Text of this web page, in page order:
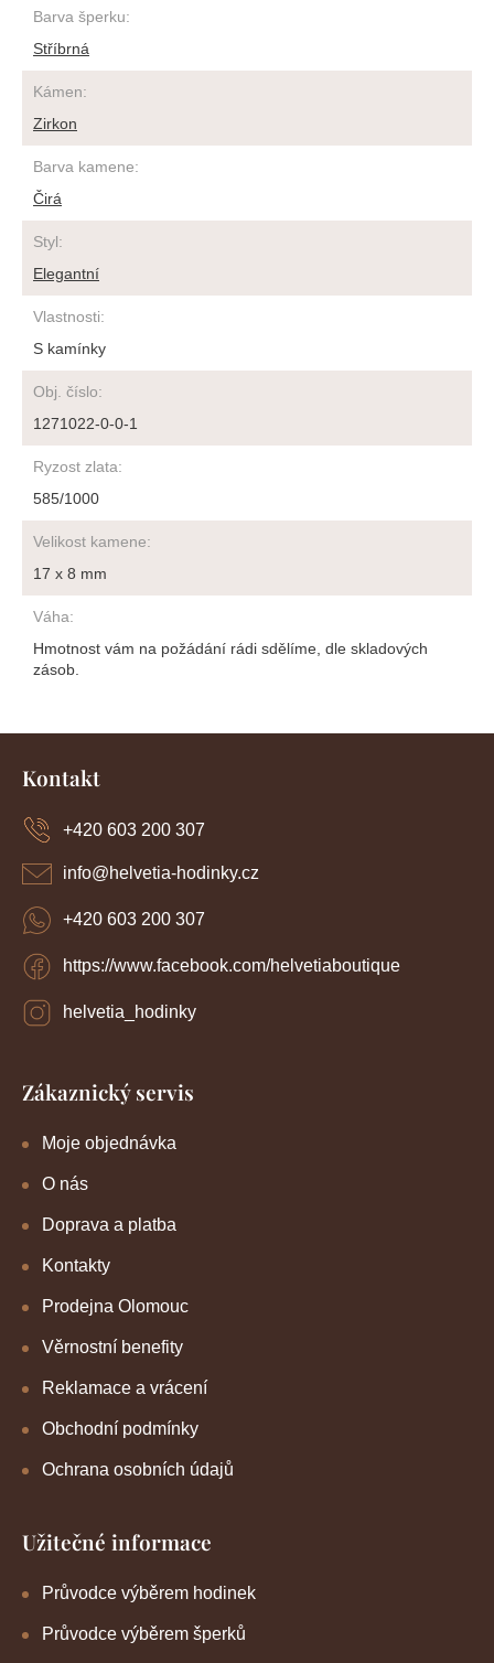
Barva šperku:
Stříbrná
Kámen:
Zirkon
Barva kamene:
Čirá
Styl:
Elegantní
Vlastnosti:
S kamínky
Obj. číslo:
1271022-0-0-1
Ryzost zlata:
585/1000
Velikost kamene:
17 x 8 mm
Váha:
Hmotnost vám na požádání rádi sdělíme, dle skladových
zásob.
Kontakt
info@helvetia-hodinky.cz
+420 603 200 307
https://www.facebook.com/helvetiaboutique
helvetia_hodinky
+420 603 200 307
Zákaznický servis
Moje objednávka
O nás
Doprava a platba
Kontakty
Prodejna Olomouc
Věrnostní benefity
Reklamace a vrácení
Obchodní podmínky
Ochrana osobních údajů
Užitečné informace
Průvodce výběrem hodinek
Průvodce výběrem šperků